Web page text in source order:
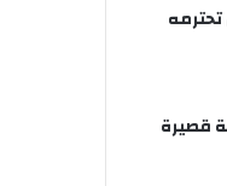
قصيرة